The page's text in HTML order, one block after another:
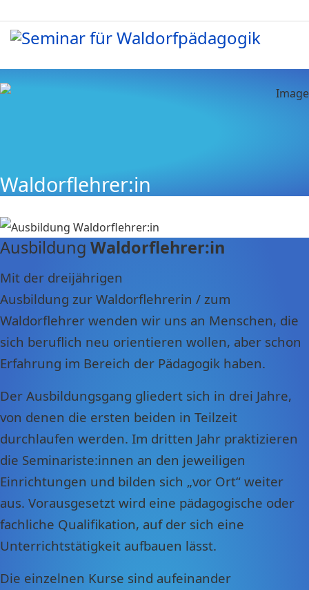
Waldorflehrer:in
Ausbildung Waldorflehrer:in
Mit der dreijährigen
Ausbildung zur Waldorflehrerin / zum
Waldorflehrer wenden wir uns an Menschen, die
sich beruflich neu orientieren wollen, aber schon
Erfahrung im Bereich der Pädagogik haben.
Der Ausbildungsgang gliedert sich in drei Jahre,
von denen die ersten beiden in Teilzeit
durchlaufen werden. Im dritten Jahr praktizieren
die Seminariste:innen an den jeweiligen
Einrichtungen und bilden sich „vor Ort“ weiter
aus. Vorausgesetzt wird eine pädagogische oder
fachliche Qualifikation, auf der sich eine
Unterrichtstätigkeit aufbauen lässt.
Die einzelnen Kurse sind aufeinander